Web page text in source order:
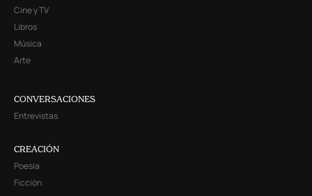
Cine y TV
Libros
Música
Arte
CONVERSACIONES
Entrevistas
CREACIÓN
Poesía
Ficción